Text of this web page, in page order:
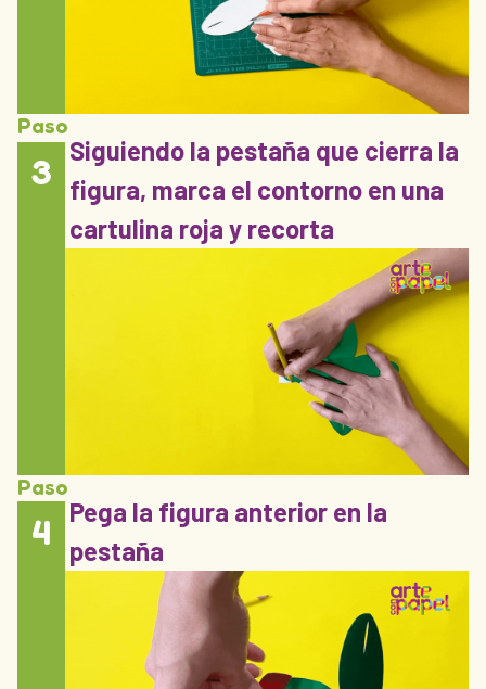
Paso
3
Siguiendo la pestaña que cierra la
figura, marca el contorno en una
cartulina roja y recorta
Paso
4
Pega la figura anterior en la
pestaña